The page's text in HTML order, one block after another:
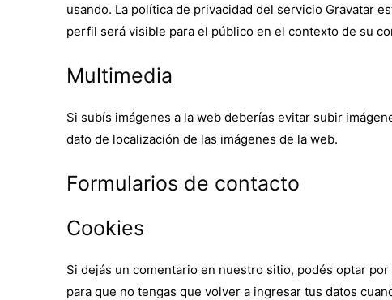
usando. La política de privacidad del servicio Gravatar
perfil será visible para el público en el contexto de su
Multimedia
Si subís imágenes a la web deberías evitar subir
dato de localización de las imágenes de la web.
Formularios de contacto
Cookies
Si dejás un comentario en nuestro sitio, podés optar
para que no tengas que volver a ingresar tus datos